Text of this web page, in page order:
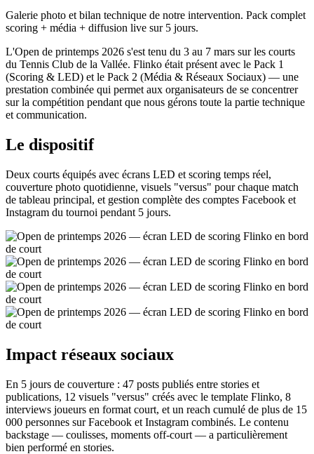
Galerie photo et bilan technique de notre intervention. Pack complet
scoring + média + diffusion live sur 5 jours.
L'Open de printemps 2026 s'est tenu du 3 au 7 mars sur les courts
du Tennis Club de la Vallée. Flinko était présent avec le Pack 1
(Scoring & LED) et le Pack 2 (Média & Réseaux Sociaux) — une
prestation combinée qui permet aux organisateurs de se concentrer
sur la compétition pendant que nous gérons toute la partie technique
et communication.
Le dispositif
Deux courts équipés avec écrans LED et scoring temps réel,
couverture photo quotidienne, visuels "versus" pour chaque match
de tableau principal, et gestion complète des comptes Facebook et
Instagram du tournoi pendant 5 jours.
Impact réseaux sociaux
En 5 jours de couverture : 47 posts publiés entre stories et
publications, 12 visuels "versus" créés avec le template Flinko, 8
interviews joueurs en format court, et un reach cumulé de plus de 15
000 personnes sur Facebook et Instagram combinés. Le contenu
backstage — coulisses, moments off-court — a particulièrement
bien performé en stories.